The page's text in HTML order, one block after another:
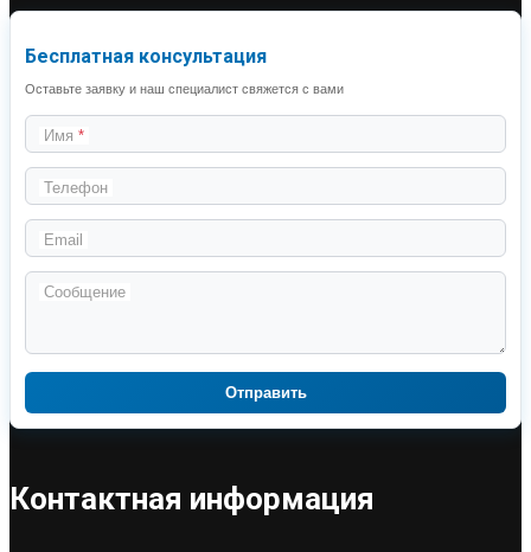
Бесплатная консультация
Оставьте заявку и наш специалист свяжется с вами
Имя
Телефон
Email
Сообщение
Отправить
Контактная информация